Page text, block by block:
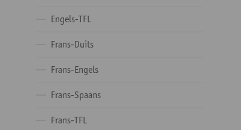
Engels-TFL
Frans-Duits
Frans-Engels
Frans-Spaans
Frans-TFL